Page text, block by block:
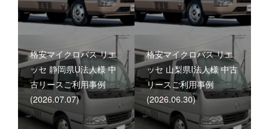
格安マイクロバス リエ
ッセ 静岡県U法人様 中
古リースご利用事例
(2026.07.07)
格安マイクロバス リエ
ッセ 山梨県I法人様 中古
リースご利用事例
(2026.06.30)